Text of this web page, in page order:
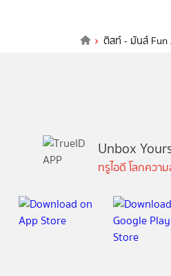
ติสท์ - มันส์ Fun
Unbox
ทรูไอดี โลกคว